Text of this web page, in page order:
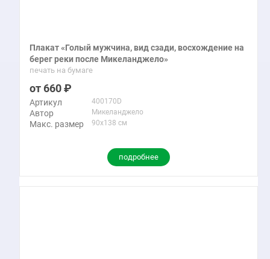
Плакат «Голый мужчина, вид сзади, восхождение на
берег реки после Микеланджело»
печать на бумаге
660
Артикул 400170D
Автор Микеланджело
Макс. размер 90x138 см
подробнее